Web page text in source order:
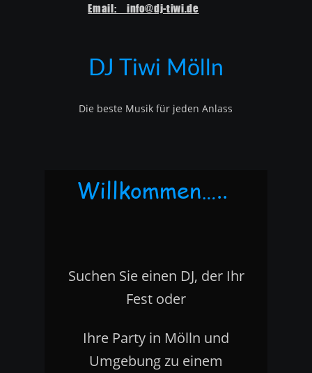
DJ Tiwi Mölln
Die beste Musik für jeden Anlass
Suchen Sie einen DJ, der Ihr
Fest oder
Ihre Party in Mölln und
Umgebung zu einem
Willkommen…..
Email:    info@dj-tiwi.de